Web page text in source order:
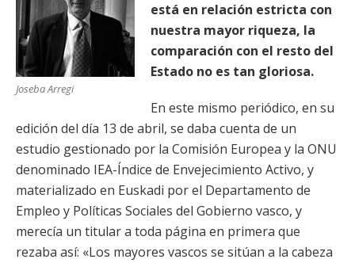
Joseba Arregi
está en relación estricta con
nuestra mayor riqueza, la
comparación con el resto del
Estado no es tan gloriosa.
En este mismo periódico, en su
edición del día 13 de abril, se daba cuenta de un
estudio gestionado por la Comisión Europea y la ONU
denominado IEA-Índice de Envejecimiento Activo, y
materializado en Euskadi por el Departamento de
Empleo y Políticas Sociales del Gobierno vasco, y
merecía un titular a toda página en primera que
rezaba así: «Los mayores vascos se sitúan a la cabeza